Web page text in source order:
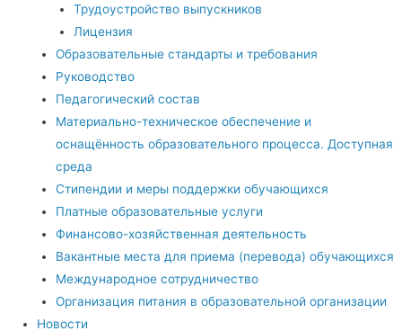
Трудоустройство выпускников
Лицензия
Образовательные стандарты и требования
Руководство
Педагогический состав
Материально-техническое обеспечение и
оснащённость образовательного процесса. Доступная
среда
Стипендии и меры поддержки обучающихся
Платные образовательные услуги
Финансово-хозяйственная деятельность
Вакантные места для приема (перевода) обучающихся
Международное сотрудничество
Организация питания в образовательной организации
Новости